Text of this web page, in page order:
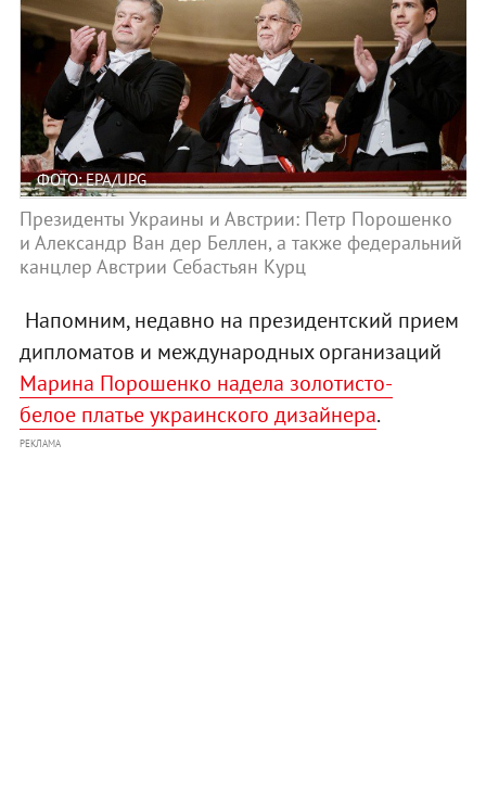
ФОТО: EPA/UPG
Президенты Украины и Австрии: Петр Порошенко
и Александр Ван дер Беллен, а также федеральний
канцлер Австрии Себастьян Курц
Напомним, недавно на президентский прием
дипломатов и международных организаций
Марина Порошенко надела золотисто-
белоеплатье украинского дизайнера.
РЕКЛАМА